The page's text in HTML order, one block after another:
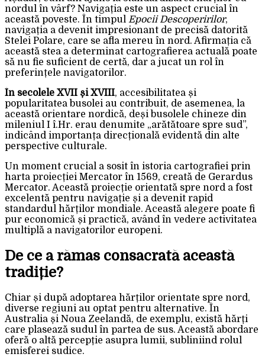
nordul în vârf? Navigația este un aspect crucial în
această poveste. În timpul Epocii Descoperirilor,
navigația a devenit impresionant de precisă datorită
Stelei Polare, care se afla mereu în nord. Afirmația că
această stea a determinat cartografierea actuală poate
să nu fie suficient de certă, dar a jucat un rol în
preferințele navigatorilor.
În secolele XVII și XVIII, accesibilitatea și
popularitatea busolei au contribuit, de asemenea, la
această orientare nordică, deși busolele chineze din
mileniul I î.Hr. erau denumite „arătătoare spre sud”,
indicând importanța direcțională evidentă din alte
perspective culturale.
Un moment crucial a sosit în istoria cartografiei prin
harta proiecției Mercator în 1569, creată de Gerardus
Mercator. Această proiecție orientată spre nord a fost
excelentă pentru navigație și a devenit rapid
standardul hărților mondiale. Această alegere poate fi
pur economică și practică, având în vedere activitatea
multiplă a navigatorilor europeni.
De ce a rămas consacrată această
tradiție?
Chiar și după adoptarea hărților orientate spre nord,
diverse regiuni au optat pentru alternative. În
Australia și Noua Zeelandă, de exemplu, există hărți
care plasează sudul în partea de sus. Această abordare
oferă o altă percepție asupra lumii, subliniind rolul
emisferei sudice.